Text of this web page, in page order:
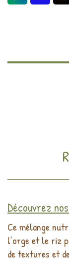
Découvrez
Ce mélange
l’orge et le riz
de textures et